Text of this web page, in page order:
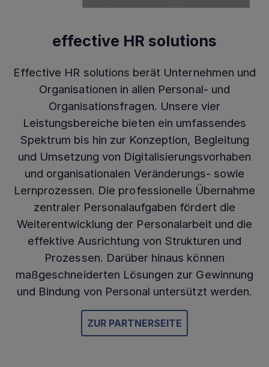
effective HR solutions
Effective HR solutions berät Unternehmen und
Organisationen in allen Personal- und
Organisationsfragen. Unsere vier
Leistungsbereiche bieten ein umfassendes
Spektrum bis hin zur Konzeption, Begleitung
und Umsetzung von Digitalisierungsvorhaben
und organisationalen Veränderungs- sowie
Lernprozessen. Die professionelle Übernahme
zentraler Personalaufgaben fördert die
Weiterentwicklung der Personalarbeit und die
effektive Ausrichtung von Strukturen und
Prozessen. Darüber hinaus können
maßgeschneiderten Lösungen zur Gewinnung
und Bindung von Personal untersützt werden.
ZUR PARTNERSEITE